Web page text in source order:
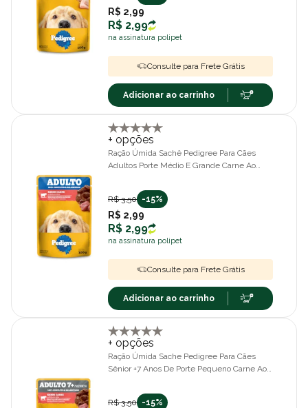
R$ 2,99
R$ 2,99
na assinatura polipet
Consulte para Frete Grátis
Adicionar ao carrinho
+ opções
Ração Úmida Sachê Pedigree Para Cães
Adultos Porte Médio E Grande Carne Ao
R$ 3,50 -15%
R$ 2,99
R$ 2,99
na assinatura polipet
Consulte para Frete Grátis
Adicionar ao carrinho
+ opções
Ração Úmida Sache Pedigree Para Cães
Sênior +7 Anos De Porte Pequeno Carne Ao
R$ 3,50 -15%